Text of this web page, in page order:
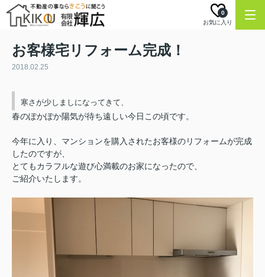
お気に入り
0
お客様宅リフォーム完成！
2018.02.25
寒さが少しましになってきて、
春のぽかぽか陽気が待ち遠しい今日この頃です。
今年に入り、マンションを購入されたお客様のリフォームが完成
したのですが、
とてもカラフルな遊び心満載のお家になったので、
ご紹介いたします。